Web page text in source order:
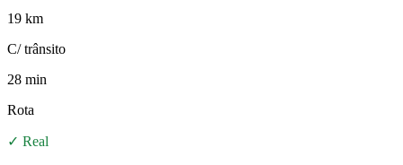
19 km
C/ trânsito
28 min
Rota
✓ Real